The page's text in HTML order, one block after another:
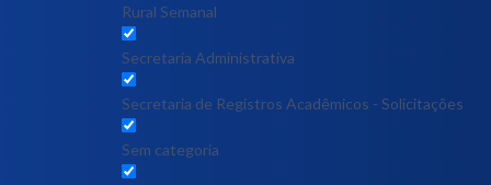
Rural Semanal
Secretaria Administrativa
Secretaria de Registros Acadêmicos - Solicitações
Sem categoria